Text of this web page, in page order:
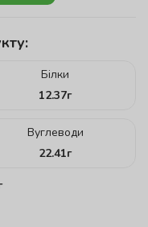
Білки
12.37г
Вуглеводи
22.41г